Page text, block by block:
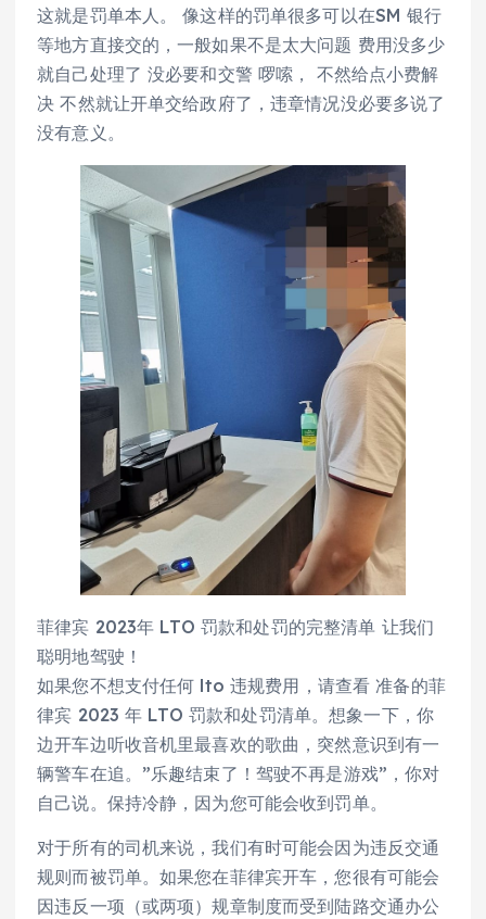
这就是罚单本人。 像这样的罚单很多可以在SM 银行
等地方直接交的，一般如果不是太大问题 费用没多少
就自己处理了 没必要和交警 啰嗦， 不然给点小费解
决 不然就让开单交给政府了，违章情况没必要多说了
没有意义。
菲律宾 2023年 LTO 罚款和处罚的完整清单 让我们
聪明地驾驶！
如果您不想支付任何 lto 违规费用，请查看 准备的菲
律宾 2023 年 LTO 罚款和处罚清单。想象一下，你
边开车边听收音机里最喜欢的歌曲，突然意识到有一
辆警车在追。”乐趣结束了！驾驶不再是游戏”，你对
自己说。保持冷静，因为您可能会收到罚单。
对于所有的司机来说，我们有时可能会因为违反交通
规则而被罚单。如果您在菲律宾开车，您很有可能会
因违反一项（或两项）规章制度而受到陆路交通办公